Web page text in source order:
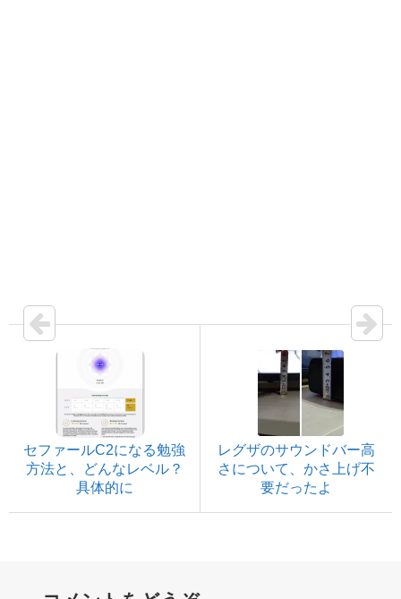
セファールC2になる勉強
方法と、どんなレベル？
具体的に
レグザのサウンドバー高
さについて、かさ上げ不
要だったよ